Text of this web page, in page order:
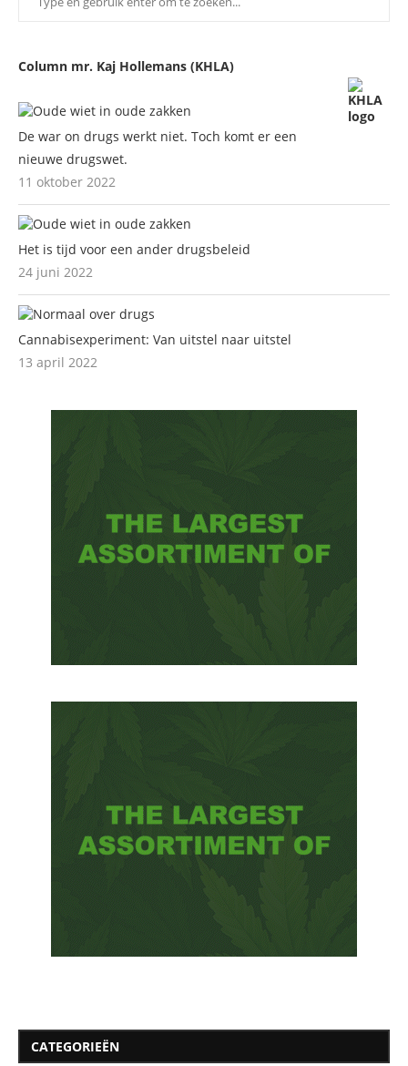
Column mr. Kaj Hollemans (KHLA)
De war on drugs werkt niet. Toch komt er een
nieuwe drugswet.
11 oktober 2022
Het is tijd voor een ander drugsbeleid
24 juni 2022
Cannabisexperiment: Van uitstel naar uitstel
13 april 2022
CATEGORIEËN